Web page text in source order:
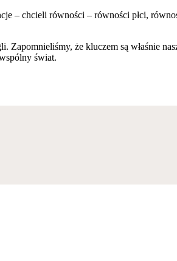
– chcieli równości – równości płci,
że kluczem są właśnie
świat.